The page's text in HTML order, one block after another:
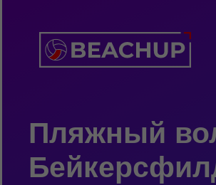
Пляжный